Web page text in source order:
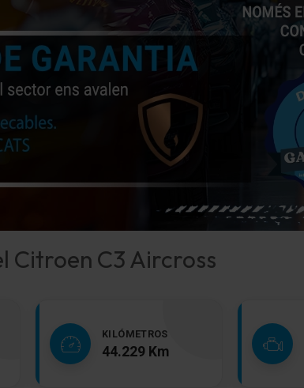
Citroen C3 Aircross
KILÓMETROS
44.229 Km